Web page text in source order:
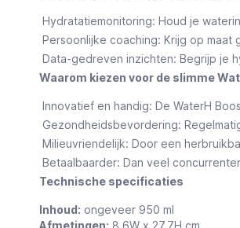
Hydratatiemonitoring: Houd je
Persoonlijke coaching: Krijg op maat
Data-gedreven inzichten: Begrijp je
Waarom kiezen voor de slimme
Innovatief en handig: De WaterH
Gezondheidsbevordering:
Milieuvriendelijk: Door een
Betaalbaarder: Dan veel
Technische specificaties
Inhoud: ongeveer 950 ml
Afmetingen: 8,6W x 27,7H cm